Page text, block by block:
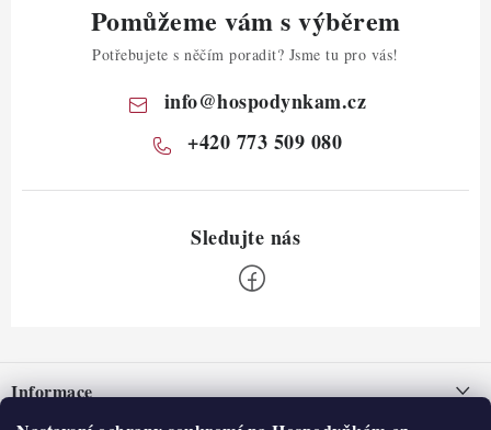
Pomůžeme vám s výběrem
Potřebujete s něčím poradit? Jsme tu pro vás!
info@hospodynkam.cz
+420 773 509 080
pInformace